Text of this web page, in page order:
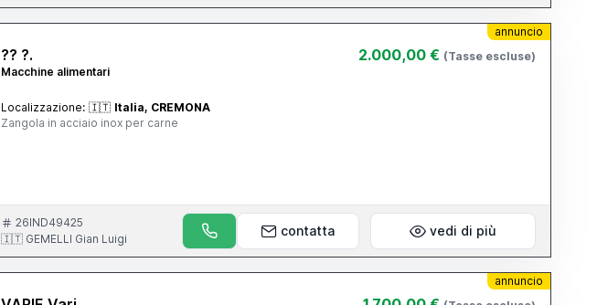
annuncio
?? ?.
Macchine alimentari
2.000,00 € (Tasse escluse)
Localizzazione: 🇮🇹 Italia, CREMONA
Zangola in acciaio inox per carne
26IND49425
🇮🇹 GEMELLI Gian Luigi
contatta vedi di più
annuncio